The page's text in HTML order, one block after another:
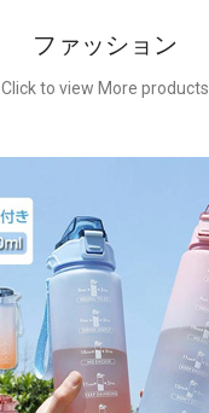
ファッション
Click to view More products